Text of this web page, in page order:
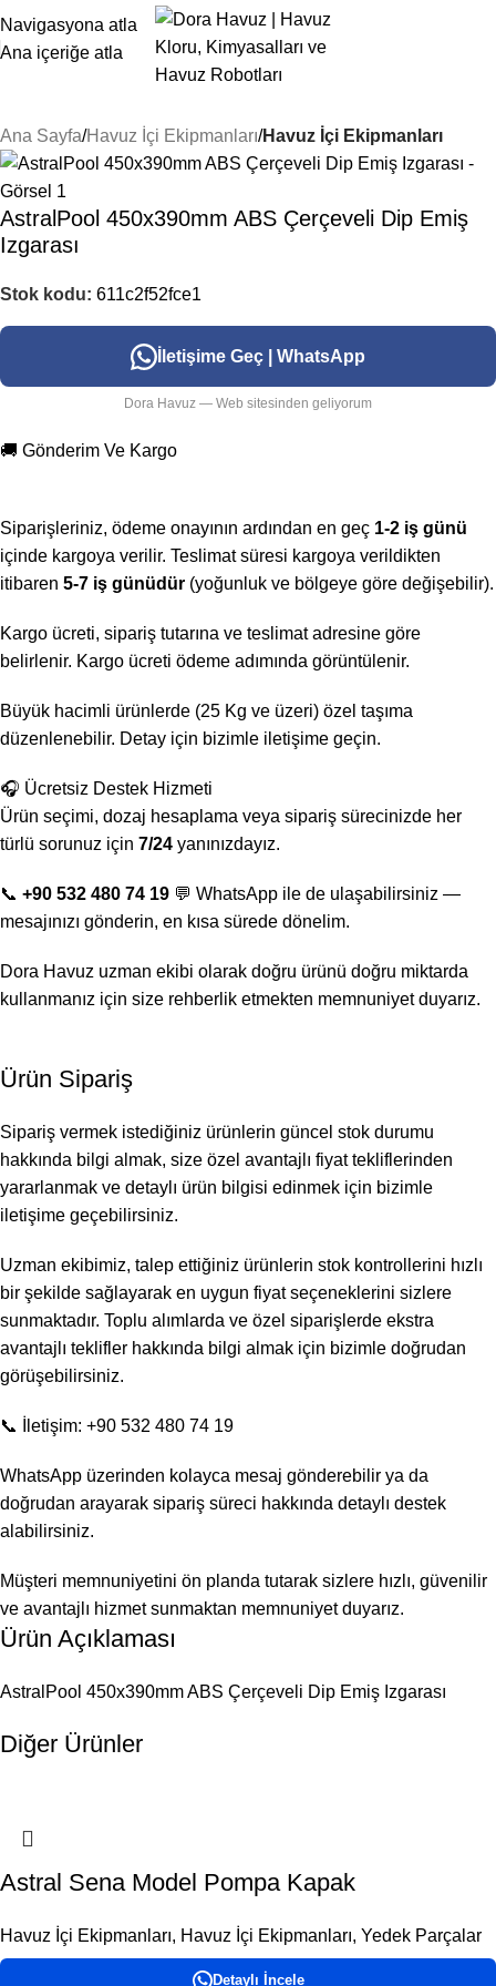
Navigasyona atla
Ana içeriğe atla
Ana Sayfa Havuz İçi Ekipmanları Havuz İçi Ekipmanları
AstralPool 450x390mm ABS Çerçeveli Dip Emiş
Izgarası
Stok kodu: 611c2f52fce1
İletişime Geç | WhatsApp
Dora Havuz — Web sitesinden geliyorum
🚚 Gönderim Ve Kargo
Siparişleriniz, ödeme onayının ardından en geç 1-2 iş günü
içinde kargoya verilir. Teslimat süresi kargoya verildikten
itibaren 5-7 iş günüdür (yoğunluk ve bölgeye göre değişebilir).
Kargo ücreti, sipariş tutarına ve teslimat adresine göre
belirlenir. Kargo ücreti ödeme adımında görüntülenir.
Büyük hacimli ürünlerde (25 Kg ve üzeri) özel taşıma
düzenlenebilir. Detay için bizimle iletişime geçin.
🎧 Ücretsiz Destek Hizmeti
Ürün seçimi, dozaj hesaplama veya sipariş sürecinizde her
türlü sorunuz için 7/24 yanınızdayız.
📞 +90 532 480 74 19 💬 WhatsApp ile de ulaşabilirsiniz —
mesajınızı gönderin, en kısa sürede dönelim.
Dora Havuz uzman ekibi olarak doğru ürünü doğru miktarda
kullanmanız için size rehberlik etmekten memnuniyet duyarız.
Ürün Sipariş
Sipariş vermek istediğiniz ürünlerin güncel stok durumu
hakkında bilgi almak, size özel avantajlı fiyat tekliflerinden
yararlanmak ve detaylı ürün bilgisi edinmek için bizimle
iletişime geçebilirsiniz.
Uzman ekibimiz, talep ettiğiniz ürünlerin stok kontrollerini hızlı
bir şekilde sağlayarak en uygun fiyat seçeneklerini sizlere
sunmaktadır. Toplu alımlarda ve özel siparişlerde ekstra
avantajlı teklifler hakkında bilgi almak için bizimle doğrudan
görüşebilirsiniz.
📞 İletişim: +90 532 480 74 19
WhatsApp üzerinden kolayca mesaj gönderebilir ya da
doğrudan arayarak sipariş süreci hakkında detaylı destek
alabilirsiniz.
Müşteri memnuniyetini ön planda tutarak sizlere hızlı, güvenilir
ve avantajlı hizmet sunmaktan memnuniyet duyarız.
Ürün Açıklaması
AstralPool 450x390mm ABS Çerçeveli Dip Emiş Izgarası
Diğer Ürünler
Astral Sena Model Pompa Kapak
Havuz İçi Ekipmanları, Havuz İçi Ekipmanları, Yedek Parçalar
Detaylı İncele